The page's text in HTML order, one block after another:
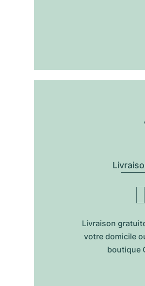
Livraison
votre domicile
boutique